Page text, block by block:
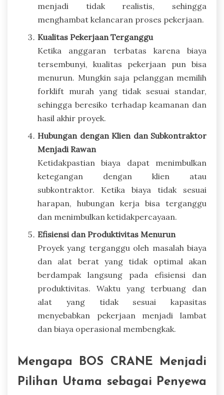
menjadi tidak realistis, sehingga
menghambat kelancaran proses pekerjaan.
Kualitas Pekerjaan Terganggu
Ketika anggaran terbatas karena biaya
tersembunyi, kualitas pekerjaan pun bisa
menurun. Mungkin saja pelanggan memilih
forklift murah yang tidak sesuai standar,
sehingga beresiko terhadap keamanan dan
hasil akhir proyek.
Hubungan dengan Klien dan Subkontraktor
Menjadi Rawan
Ketidakpastian biaya dapat menimbulkan
ketegangan dengan klien atau
subkontraktor. Ketika biaya tidak sesuai
harapan, hubungan kerja bisa terganggu
dan menimbulkan ketidakpercayaan.
Efisiensi dan Produktivitas Menurun
Proyek yang terganggu oleh masalah biaya
dan alat berat yang tidak optimal akan
berdampak langsung pada efisiensi dan
produktivitas. Waktu yang terbuang dan
alat yang tidak sesuai kapasitas
menyebabkan pekerjaan menjadi lambat
dan biaya operasional membengkak.
Mengapa BOS CRANE Menjadi
Pilihan Utama sebagai Penyewa